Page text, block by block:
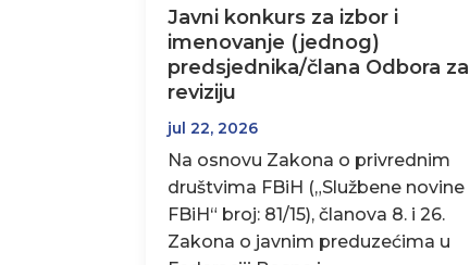
Javni konkurs za izbor i
imenovanje (jednog)
predsjednika/člana Odbora za
reviziju
jul 22, 2026
Na osnovu Zakona o privrednim
društvima FBiH („Službene novine
FBiH“ broj: 81/15), članova 8. i 26.
Zakona o javnim preduzećima u